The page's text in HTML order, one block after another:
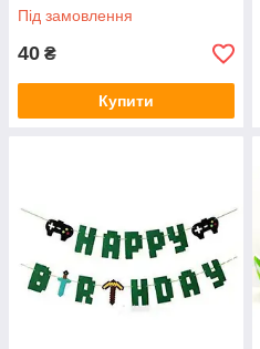
Під замовлення
40 ₴
Купити